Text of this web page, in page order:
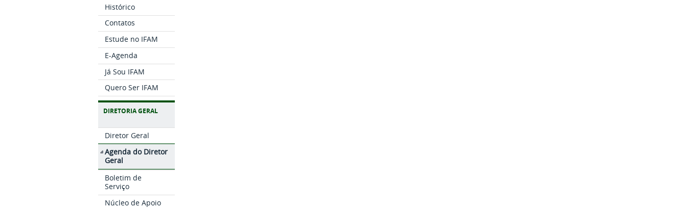
Histórico
Contatos
Estude no IFAM
E-Agenda
Já Sou IFAM
Quero Ser IFAM
DIRETORIA GERAL
Diretor Geral
Agenda do Diretor
Geral
Boletim de
Serviço
Núcleo de Apoio